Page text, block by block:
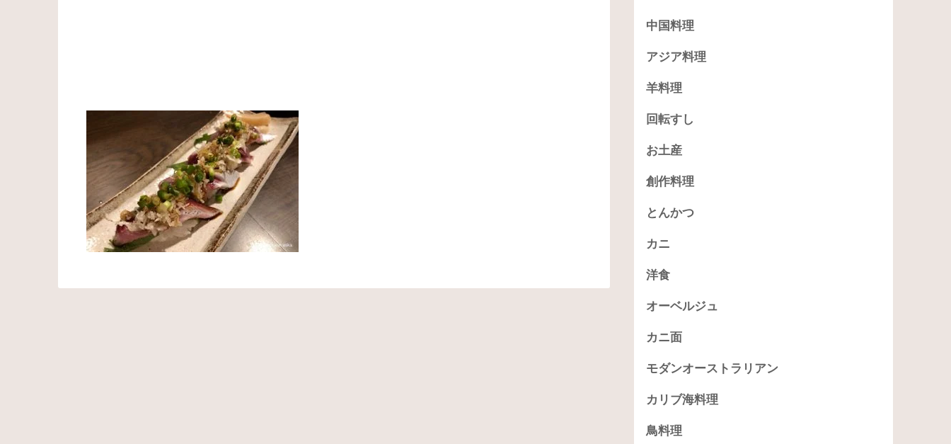
中国料理
アジア料理
羊料理
回転すし
お土産
創作料理
とんかつ
カニ
洋食
オーベルジュ
カニ面
モダンオーストラリアン
カリブ海料理
鳥料理